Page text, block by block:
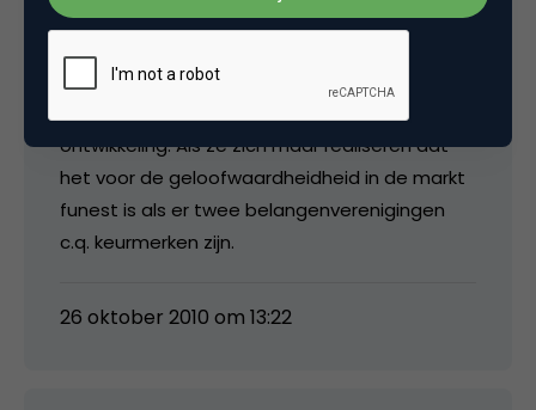
vaart wil maken met professionalisering en
zelfregulering lijkt me op zich geen verkeerde
ontwikkeling. Als ze zich maar realiseren dat
het voor de geloofwaardheidheid in de markt
funest is als er twee belangenverenigingen
c.q. keurmerken zijn.
26 oktober 2010 om 13:22